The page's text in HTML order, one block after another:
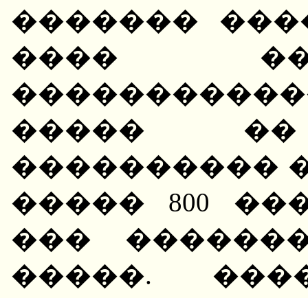
�������
����
����� ��
����������
����� 800
���
�����.